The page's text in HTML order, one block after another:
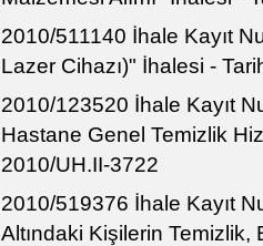
2010/511140 İhale Kayıt
Lazer Cihazı)" İhalesi -
2010/123520 İhale Kayıt
Hastane Genel Temizlik
2010/UH.II-3722
2010/519376 İhale Kayıt
Altındaki Kişilerin